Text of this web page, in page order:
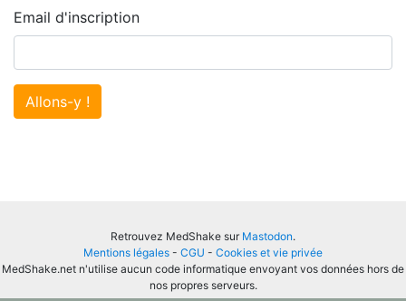
Email d'inscription
Allons-y !
Retrouvez MedShake sur Mastodon.
Mentions légales - CGU - Cookies et vie privée
MedShake.net n'utilise aucun code informatique envoyant vos données hors de
nos propres serveurs.